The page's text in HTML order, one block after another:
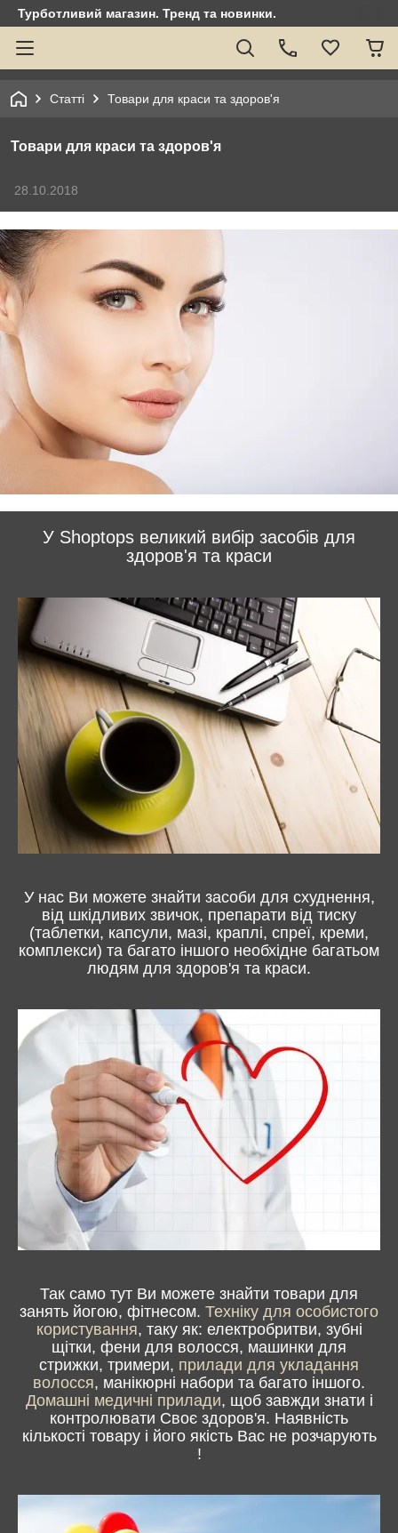
Турботливий магазин. Тренд та новинки.
Статті Товари для краси та здоров'я
Товари для краси та здоров'я
28.10.2018
У Shoptops великий вибір засобів для
здоров'я та краси
У нас Ви можете знайти засоби для схуднення,
від шкідливих звичок, препарати від тиску
(таблетки, капсули, мазі, краплі, спреї, креми,
комплекси) та багато іншого необхідне багатьом
людям для здоров'я та краси.
Так само тут Ви можете знайти товари для
занять йогою, фітнесом. Техніку для особистого
користування, таку як: електробритви, зубні
щітки, фени для волосся, машинки для
стрижки, тримери, прилади для укладання
волосся, манікюрні набори та багато іншого.
Домашні медичні прилади, щоб завжди знати і
контролювати Своє здоров'я. Наявність
кількості товару і його якість Вас не розчарують
!